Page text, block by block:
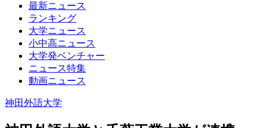
最新ニュース
ランキング
大学ニュース
小中高ニュース
大学発ベンチャー
ニュース特集
動画ニュース
神田外語大学